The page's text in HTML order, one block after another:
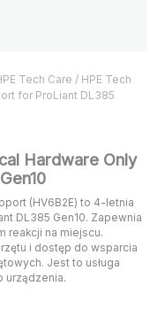
Tech Care / HPE Tech
for ProLiant DL385
Hardware Only
(HV6B2E) to 4-letnia
DL385 Gen10. Zapewnia
reakcji na miejscu.
i dostęp do wsparcia
Jest to usługa
urządzenia.